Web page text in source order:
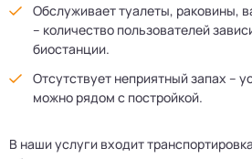
Обслуживает туалеты, раковины,
– количество пользователей
биостанции.
Отсутствует неприятный запах –
можно рядом с постройкой.
В наши услуги входит